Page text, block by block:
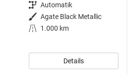
Getriebe Automatik
Außenfarbe Agate Black Metallic
Kilometerstand
1.000 km
Details